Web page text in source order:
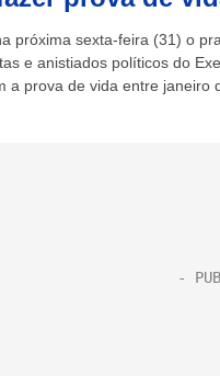
próxima sexta-feira (31) o
e anistiados políticos do
a prova de vida entre janeiro